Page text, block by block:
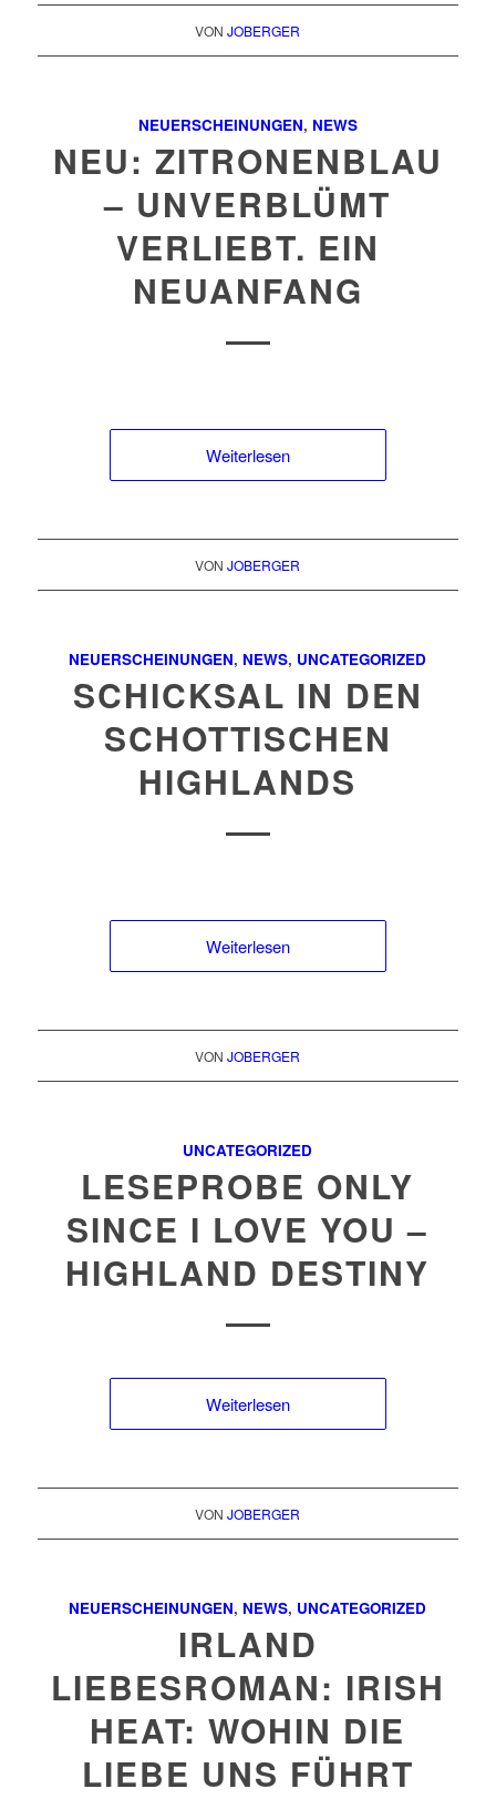
VONJOBERGER
NEUERSCHEINUNGEN, NEWS
NEU: ZITRONENBLAU
– UNVERBLÜMT
VERLIEBT. EIN
NEUANFANG
Weiterlesen
VONJOBERGER
NEUERSCHEINUNGEN, NEWS, UNCATEGORIZED
SCHICKSAL IN DEN
SCHOTTISCHEN
HIGHLANDS
Weiterlesen
VONJOBERGER
UNCATEGORIZED
LESEPROBE ONLY
SINCE I LOVE YOU –
HIGHLAND DESTINY
Weiterlesen
VONJOBERGER
NEUERSCHEINUNGEN, NEWS, UNCATEGORIZED
IRLAND
LIEBESROMAN: IRISH
HEAT: WOHIN DIE
LIEBE UNS FÜHRT